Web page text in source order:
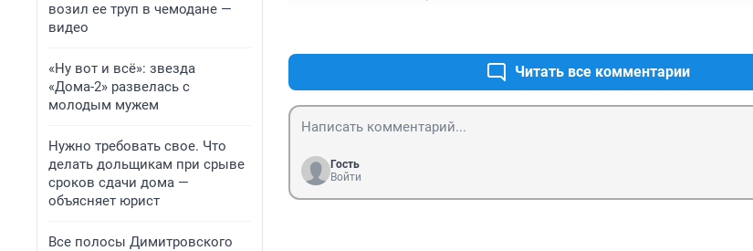
возил ее труп в чемодане —
видео
«Ну вот и всё»: звезда
«Дома-2» развелась с
молодым мужем
Нужно требовать свое. Что
делать дольщикам при срыве
сроков сдачи дома —
объясняет юрист
Все полосы Димитровского
Читать все комментарии
Гость
Войти